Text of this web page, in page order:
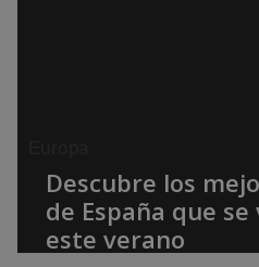
Descubre los
de España que
este verano